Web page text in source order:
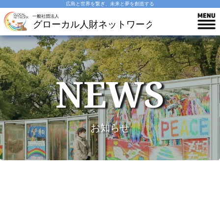
広島と世界を繋ぎ、未来と夢を創造する
NEWS
お知らせ